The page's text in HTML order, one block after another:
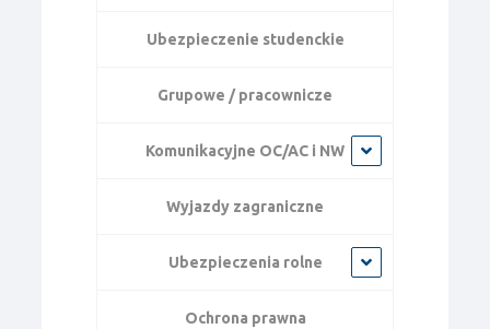
Ubezpieczenie studenckie
Grupowe / pracownicze
Komunikacyjne OC/AC i NW
Wyjazdy zagraniczne
Ubezpieczenia rolne
Ochrona prawna